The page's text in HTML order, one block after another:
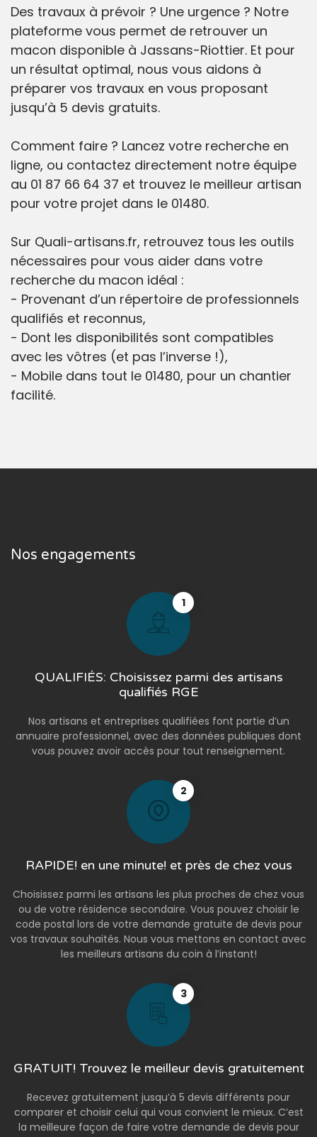
Des travaux à prévoir ? Une urgence ? Notre
plateforme vous permet de retrouver un
macon disponible à Jassans-Riottier. Et pour
un résultat optimal, nous vous aidons à
préparer vos travaux en vous proposant
jusqu’à 5 devis gratuits.
Comment faire ? Lancez votre recherche en
ligne, ou contactez directement notre équipe
au 01 87 66 64 37 et trouvez le meilleur artisan
pour votre projet dans le 01480.
Sur Quali-artisans.fr, retrouvez tous les outils
nécessaires pour vous aider dans votre
recherche du macon idéal :
- Provenant d’un répertoire de professionnels
qualifiés et reconnus,
- Dont les disponibilités sont compatibles
avec les vôtres (et pas l’inverse !),
- Mobile dans tout le 01480, pour un chantier
facilité.
Nos engagements
1
QUALIFIÉS: Choisissez parmi des artisans
qualifiés RGE
Nos artisans et entreprises qualifiées font partie d’un
annuaire professionnel, avec des données publiques dont
vous pouvez avoir accès pour tout renseignement.
2
RAPIDE! en une minute! et près de chez vous
Choisissez parmi les artisans les plus proches de chez vous
ou de votre résidence secondaire. Vous pouvez choisir le
code postal lors de votre demande gratuite de devis pour
vos travaux souhaités. Nous vous mettons en contact avec
les meilleurs artisans du coin à l’instant!
3
GRATUIT! Trouvez le meilleur devis gratuitement
Recevez gratuitement jusqu’à 5 devis différents pour
comparer et choisir celui qui vous convient le mieux. C’est
la meilleure façon de faire votre demande de devis pour